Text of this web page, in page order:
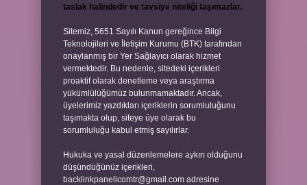
taslak halindedir ve tavsiye niteliği taşımazlar.
Sitemiz, 5651 Sayılı Kanun gereğince Bilgi
Teknolojileri ve İletişim Kurumu (BTK) tarafından
onaylanmış bir Yer Sağlayıcı olarak hizmet
vermektedir. Bu nedenle, sitedeki içerikleri
proaktif olarak denetleme veya araştırma
yükümlülüğümüz bulunmamaktadır. Ancak,
üyelerimiz yazdıkları içeriklerin sorumluluğunu
taşımakta olup, siteye üye olarak bu
sorumluluğu kabul etmiş sayılırlar.
Hukuka ve yasal düzenlemelere aykırı olduğunu
düşündüğünüz içerikleri,
backlinkpanelicomtr@gmail.com adresine